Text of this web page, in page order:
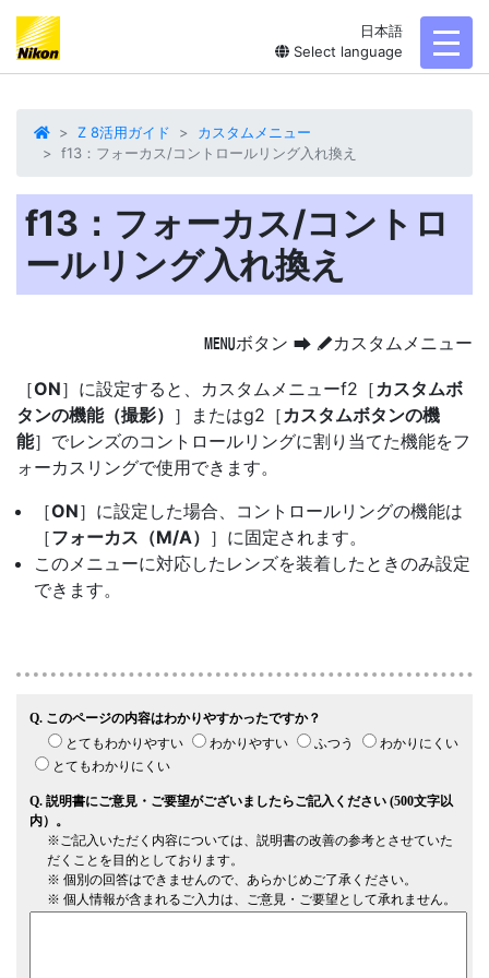
日本語
Select language
Z 8活用ガイド
カスタムメニュー
f13：フォーカス/コントロールリング入れ換え
f13：フォーカス/コントロ
ールリング入れ換え
Gボタン U Aカスタムメニュー
［ON］に設定すると、カスタムメニューf2［カスタムボ
タンの機能（撮影） ］またはg2［カスタムボタンの機
能］でレンズのコントロールリングに割り当てた機能をフ
ォーカスリングで使用できます。
［ON］に設定した場合、コントロールリングの機能は
［フォーカス（M/A） ］に固定されます。
このメニューに対応したレンズを装着したときのみ設定
できます。